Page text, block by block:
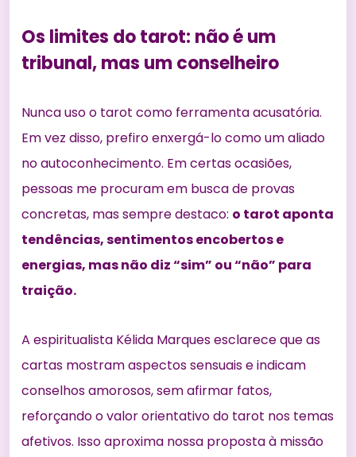
Os limites do tarot: não é um
tribunal, mas um conselheiro
Nunca uso o tarot como ferramenta acusatória.
Em vez disso, prefiro enxergá-lo como um aliado
no autoconhecimento. Em certas ocasiões,
pessoas me procuram em busca de provas
concretas, mas sempre destaco: o tarot aponta
tendências, sentimentos encobertos e
energias, mas não diz “sim” ou “não” para
traição.
A espiritualista Kélida Marques esclarece que as
cartas mostram aspectos sensuais e indicam
conselhos amorosos, sem afirmar fatos,
reforçando o valor orientativo do tarot nos temas
afetivos. Isso aproxima nossa proposta à missão